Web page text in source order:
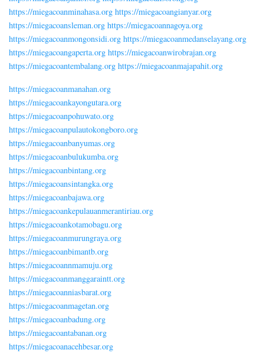
https://miegacoanminahasa.org https://miegacoangianyar.org
https://miegacoansleman.org https://miegacoannagoya.org
https://miegacoanmongonsidi.org https://miegacoanmedanselayang.org
https://miegacoangaperta.org https://miegacoanwirobrajan.org
https://miegacoantembalang.org https://miegacoanmajapahit.org
https://miegacoanmanahan.org
https://miegacoankayongutara.org
https://miegacoanpohuwato.org
https://miegacoanpulautokongboro.org
https://miegacoanbanyumas.org
https://miegacoanbulukumba.org
https://miegacoanbintang.org
https://miegacoansintangka.org
https://miegacoanbajawa.org
https://miegacoankepulauanmerantiriau.org
https://miegacoankotamobagu.org
https://miegacoanmurungraya.org
https://miegacoanbimantb.org
https://miegacoannmamuju.org
https://miegacoanmanggaraintt.org
https://miegacoanniasbarat.org
https://miegacoanmagetan.org
https://miegacoanbadung.org
https://miegacoantabanan.org
https://miegacoanacehbesar.org